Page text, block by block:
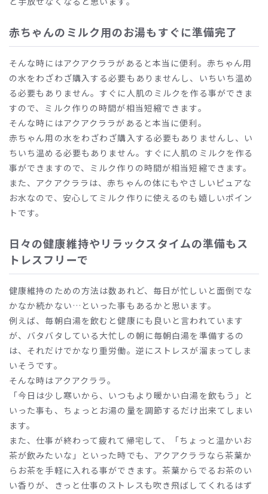
赤ちゃんのミルク用のお湯もすぐに準備完了
そんな時にはアクアクララがあると本当に便利。赤ちゃん用
の水をわざわざ購入する必要もありませんし、いちいち温め
る必要もありません。すぐに人肌のミルクを作る事ができま
すので、ミルク作りの時間が相当短縮できます。
そんな時にはアクアクララがあると本当に便利。
赤ちゃん用の水をわざわざ購入する必要もありませんし、い
ちいち温める必要もありません。すぐに人肌のミルクを作る
事ができますので、ミルク作りの時間が相当短縮できます。
また、アクアクララは、赤ちゃんの体にもやさしいピュアな
お水なので、安心してミルク作りに使えるのも嬉しいポイン
トです。
日々の健康維持やリラックスタイムの準備もス
トレスフリーで
健康維持のための方法は数あれど、毎日が忙しいと面倒でな
かなか続かない…といった事もあるかと思います。
例えば、毎朝白湯を飲むと健康にも良いと言われています
が、バタバタしている大忙しの朝に毎朝白湯を準備するの
は、それだけでかなり重労働。逆にストレスが溜まってしま
いそうです。
そんな時はアクアクララ。
「今日は少し寒いから、いつもより暖かい白湯を飲もう」と
いった事も、ちょっとお湯の量を調節するだけ出来てしまい
ます。
また、仕事が終わって疲れて帰宅して、「ちょっと温かいお
茶が飲みたいな」といった時でも、アクアクララなら茶葉か
らお茶を手軽に入れる事ができます。茶葉からでるお茶のい
い香りが、きっと仕事のストレスも吹き飛ばしてくれるはず